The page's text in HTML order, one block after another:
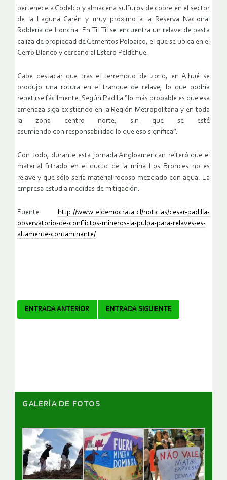
pertenece a Codelco y almacena sulfuros de cobre en el sector
de la Laguna Carén y muy próximo a la Reserva Nacional
Roblería de Loncha. En Til Til se encuentra un relave de pasta
caliza de propiedad de Cementos Polpaico, el que se ubica en el
Cerro Blanco y cercano al Estero Peldehue.
Cabe destacar que tras el terremoto de 2010, en Alhué se
produjo una rotura en el tranque de relave, lo que podría
repetirse fácilmente. Según Padilla “lo más probable es que esa
amenaza siga existiendo en la Región Metropolitana y en toda
la zona centro norte, sin que se esté
asumiendo con responsabilidad lo que eso significa”.
Con todo, durante esta jornada Angloamerican reiteró que el
material filtrado en el ducto de la mina Los Bronces no es
relave y que sólo sería material rocoso mezclado con agua. La
empresa estudia medidas de mitigación.
Fuente: http://www.eldemocrata.cl/noticias/cesar-padilla-
observatorio-de-conflictos-mineros-la-pulpa-para-relaves-es-
altamente-contaminante/
Navegador
ENTRADA ANTERIOR ENTRADA SIGUIENTE
GALERÌA DE FOTOS